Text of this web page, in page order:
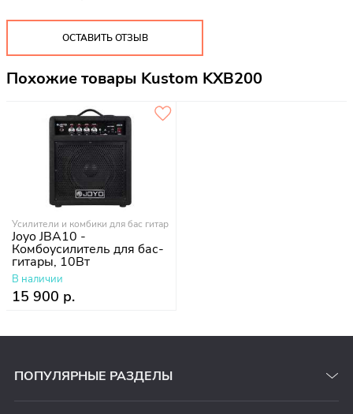
ОСТАВИТЬ ОТЗЫВ
Похожие товары Kustom KXB200
Усилители и комбики для бас гитар
Joyo JBA10 -
Комбоусилитель для бас-
гитары, 10Вт
В наличии
15 900 р.
ПОПУЛЯРНЫЕ РАЗДЕЛЫ